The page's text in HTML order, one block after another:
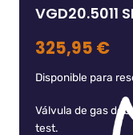
VGD20.5011
325,95 €
Disponible para
Válvula de gas
test.